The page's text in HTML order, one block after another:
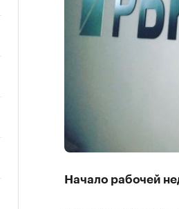
Начало рабочей